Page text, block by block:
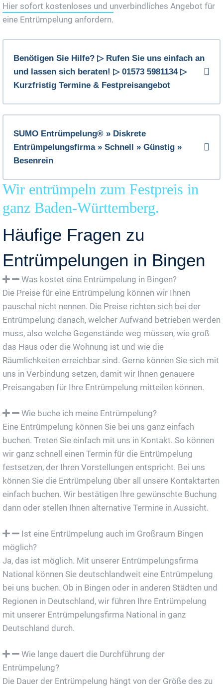
Hier sofort kostenloses und unverbindliches Angebot für
eine Entrümpelung anfordern.
Benötigen Sie Hilfe? ▷ Rufen Sie uns einfach an
und lassen sich beraten! ▷ 01573 5981134 ▷
Kurzfristig Termine & Festpreisangebot
SUMO Entrümpelung® » Diskrete
Entrümpelungsfirma » Schnell » Günstig »
Besenrein
Wir entrümpeln zum Festpreis in
ganz Baden-Württemberg.
Häufige Fragen zu
Entrümpelungen in Bingen
Was kostet eine Entrümpelung in Bingen?
Die Preise für eine Entrümpelung können wir Ihnen
pauschal nicht nennen. Die Preise richten sich bei der
Entrümpelung danach, welcher Aufwand betrieben werden
muss, also welche Gegenstände weg müssen, wie groß
das Haus oder die Wohnung ist und wie die
Räumlichkeiten erreichbar sind. Gerne können Sie sich mit
uns in Verbindung setzen, damit wir Ihnen genauere
Preisangaben für Ihre Entrümpelung mitteilen können.
Wie buche ich meine Entrümpelung?
Eine Entrümpelung können Sie bei uns ganz einfach
buchen. Treten Sie einfach mit uns in Kontakt. So können
wir ganz schnell einen Termin für die Entrümpelung
festsetzen, der Ihren Vorstellungen entspricht. Bei uns
können Sie die Entrümpelung über all unsere Kontaktarten
einfach buchen. Wir bestätigen Ihre gewünschte Buchung
dann oder stellen Ihnen alternative Termine in Aussicht.
Ist eine Entrümpelung auch im Großraum Bingen
möglich?
Ja, das ist möglich. Mit unserer Entrümpelungsfirma
National können Sie deutschlandweit eine Entrümpelung
bei uns buchen. Ob in Bingen oder in anderen Städten und
Regionen in Deutschland, wir führen Ihre Entrümpelung
mit unserer Entrümpelungsfirma National in ganz
Deutschland durch.
Wie lange dauert die Durchführung der
Entrümpelung?
Die Dauer der Entrümpelung hängt von der Größe des zu